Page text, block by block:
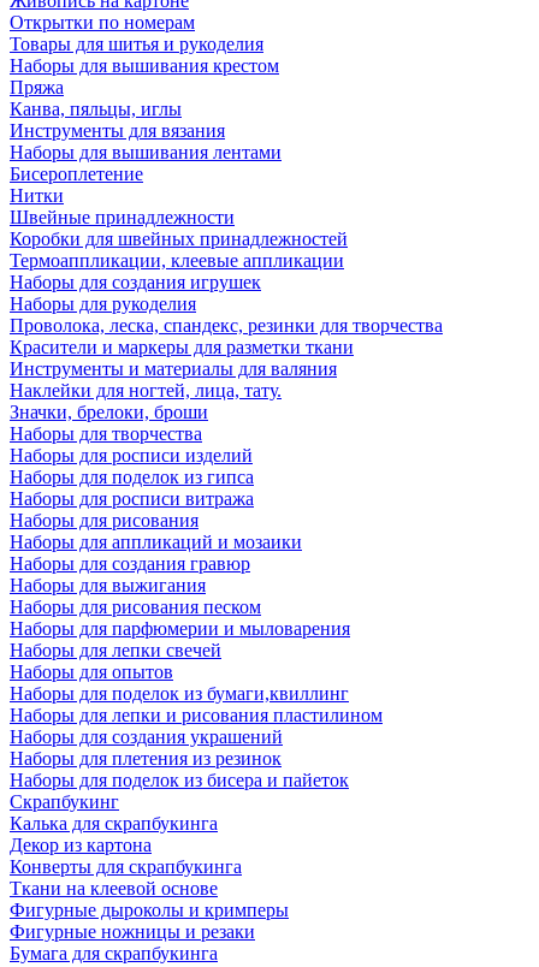
Открытки по номерам
Товары для шитья и рукоделия
Наборы для вышивания крестом
Пряжа
Канва, пяльцы, иглы
Инструменты для вязания
Наборы для вышивания лентами
Бисероплетение
Нитки
Швейные принадлежности
Коробки для швейных принадлежностей
Термоаппликации, клеевые аппликации
Наборы для создания игрушек
Наборы для рукоделия
Проволока, леска, спандекс, резинки для творчества
Красители и маркеры для разметки ткани
Инструменты и материалы для валяния
Наклейки для ногтей, лица, тату.
Значки, брелоки, броши
Наборы для творчества
Наборы для росписи изделий
Наборы для поделок из гипса
Наборы для росписи витража
Наборы для рисования
Наборы для аппликаций и мозаики
Наборы для создания гравюр
Наборы для выжигания
Наборы для рисования песком
Наборы для парфюмерии и мыловарения
Наборы для лепки свечей
Наборы для опытов
Наборы для поделок из бумаги,квиллинг
Наборы для лепки и рисования пластилином
Наборы для создания украшений
Наборы для плетения из резинок
Наборы для поделок из бисера и пайеток
Скрапбукинг
Калька для скрапбукинга
Декор из картона
Конверты для скрапбукинга
Ткани на клеевой основе
Фигурные дыроколы и кримперы
Фигурные ножницы и резаки
Бумага для скрапбукинга